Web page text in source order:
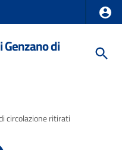
Genzano di
circolazione ritirati